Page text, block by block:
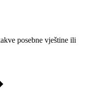
posebne vještine ili